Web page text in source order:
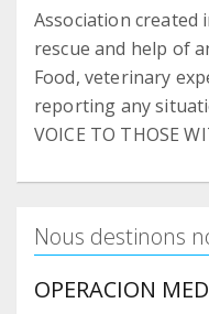
Association created
rescue and help of
Food, veterinary
reporting any
VOICE TO THOSE
Nous destinons
OPERACION